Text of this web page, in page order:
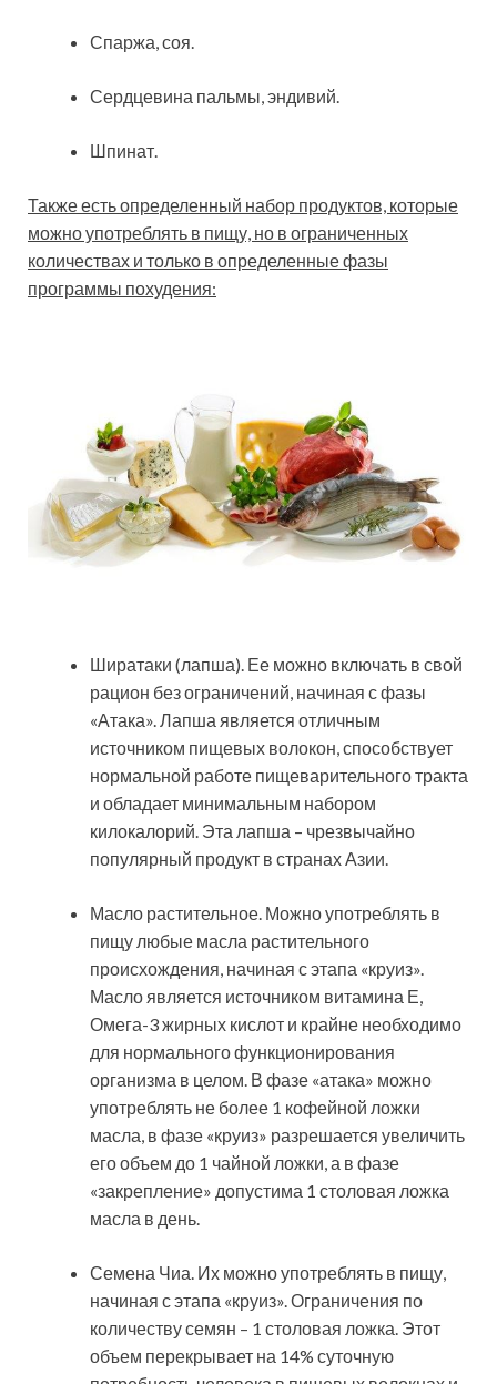
Спаржа, соя.
Сердцевина пальмы, эндивий.
Шпинат.
Также есть определенный набор продуктов, которые
можно употреблять в пищу, но в ограниченных
количествах и только в определенные фазы
программы похудения:
Ширатаки (лапша). Ее можно включать в свой
рацион без ограничений, начиная с фазы
«Атака». Лапша является отличным
источником пищевых волокон, способствует
нормальной работе пищеварительного тракта
и обладает минимальным набором
килокалорий. Эта лапша – чрезвычайно
популярный продукт в странах Азии.
Масло растительное. Можно употреблять в
пищу любые масла растительного
происхождения, начиная с этапа «круиз».
Масло является источником витамина Е,
Омега-3 жирных кислот и крайне необходимо
для нормального функционирования
организма в целом. В фазе «атака» можно
употреблять не более 1 кофейной ложки
масла, в фазе «круиз» разрешается увеличить
его объем до 1 чайной ложки, а в фазе
«закрепление» допустима 1 столовая ложка
масла в день.
Семена Чиа. Их можно употреблять в пищу,
начиная с этапа «круиз». Ограничения по
количеству семян – 1 столовая ложка. Этот
объем перекрывает на 14% суточную